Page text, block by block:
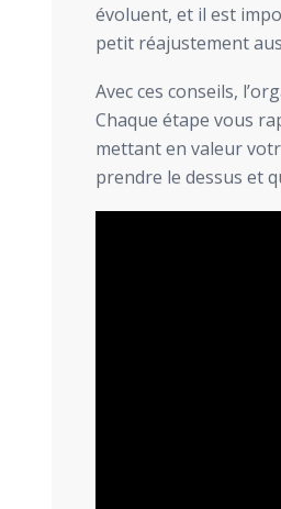
évoluent, et il est
petit réajustement
Avec ces conseils,
Chaque étape vous
mettant en valeur
prendre le dessus et